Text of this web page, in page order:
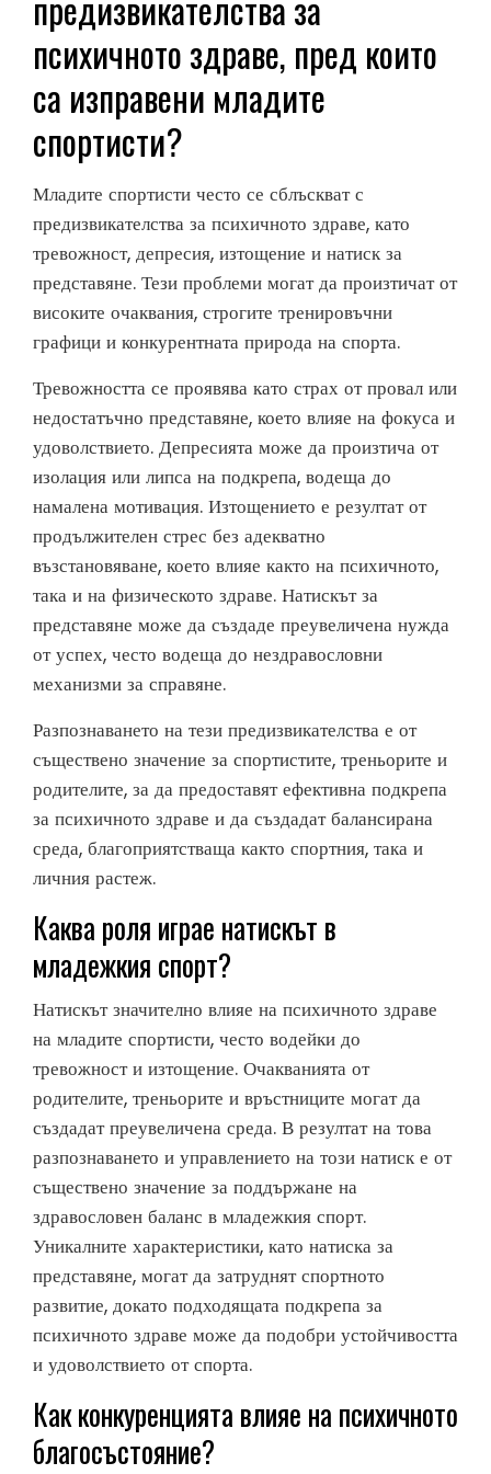
психичното здраве, пред които
са изправени младите
спортисти?
Младите спортисти често се сблъскват с
предизвикателства за психичното здраве, като
тревожност, депресия, изтощение и натиск за
представяне. Тези проблеми могат да произтичат от
високите очаквания, строгите тренировъчни
графици и конкурентната природа на спорта.
Тревожността се проявява като страх от провал или
недостатъчно представяне, което влияе на фокуса и
удоволствието. Депресията може да произтича от
изолация или липса на подкрепа, водеща до
намалена мотивация. Изтощението е резултат от
продължителен стрес без адекватно
възстановяване, което влияе както на психичното,
така и на физическото здраве. Натискът за
представяне може да създаде преувеличена нужда
от успех, често водеща до нездравословни
механизми за справяне.
Разпознаването на тези предизвикателства е от
съществено значение за спортистите, треньорите и
родителите, за да предоставят ефективна подкрепа
за психичното здраве и да създадат балансирана
среда, благоприятстваща както спортния, така и
личния растеж.
Каква роля играе натискът в
младежкия спорт?
Натискът значително влияе на психичното здраве
на младите спортисти, често водейки до
тревожност и изтощение. Очакванията от
родителите, треньорите и връстниците могат да
създадат преувеличена среда. В резултат на това
разпознаването и управлението на този натиск е от
съществено значение за поддържане на
здравословен баланс в младежкия спорт.
Уникалните характеристики, като натиска за
представяне, могат да затруднят спортното
развитие, докато подходящата подкрепа за
психичното здраве може да подобри устойчивостта
и удоволствието от спорта.
Как конкуренцията влияе на психичното
благосъстояние?